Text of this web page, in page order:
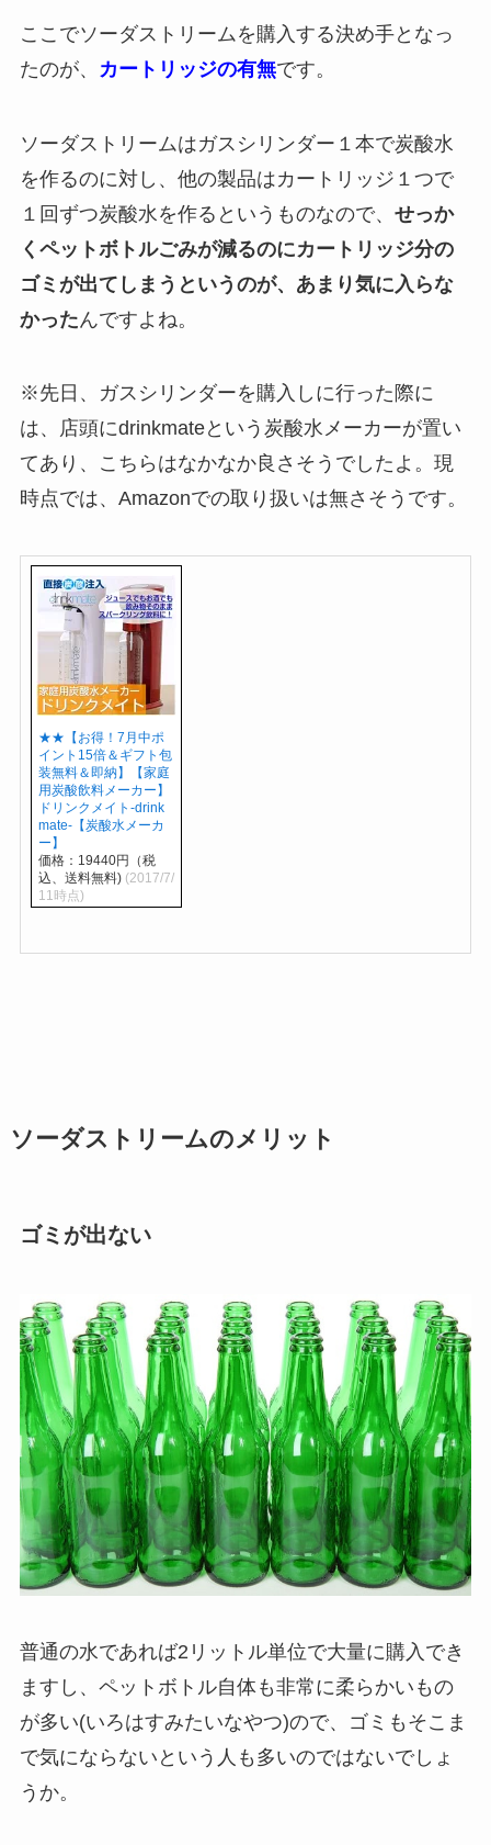
ここでソーダストリームを購入する決め手となっ
たのが、
カートリッジの有無です。
ソーダストリームはガスシリンダー１本で炭酸水
を作るのに対し、他の製品はカートリッジ１つで
１回ずつ炭酸水を作るというものなので、 せっか
くペットボトルごみが減るのにカートリッジ分の
ゴミが出てしまうというのが、あまり気に入らな
かったんですよね。
※先日、ガスシリンダーを購入しに行った際に
は、店頭にdrinkmateという炭酸水メーカーが置い
てあり、こちらはなかなか良さそうでしたよ。現
時点では、Amazonでの取り扱いは無さそうです。
★★【お得！7月中ポ
イント15倍＆ギフト包
装無料＆即納】【家庭
用炭酸飲料メーカー】
ドリンクメイト-drink
mate-【炭酸水メーカ
ー】
価格：19440円（税
込、送料無料) (2017/7/
11時点)
ソーダストリームのメリット
ゴミが出ない
普通の水であれば2リットル単位で大量に購入でき
ますし、ペットボトル自体も非常に柔らかいもの
が多い(いろはすみたいなやつ)ので、ゴミもそこま
で気にならないという人も多いのではないでしょ
うか。